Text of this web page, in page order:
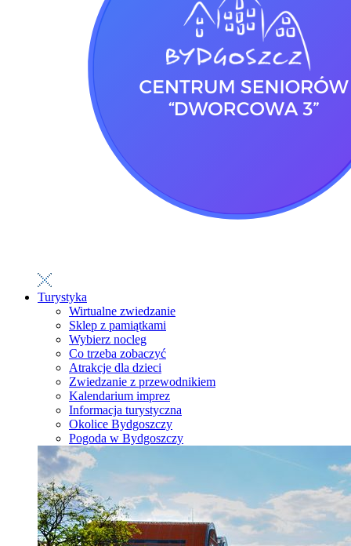
Turystyka
Wirtualne zwiedzanie
Sklep z pamiątkami
Wybierz nocleg
Co trzeba zobaczyć
Atrakcje dla dzieci
Zwiedzanie z przewodnikiem
Kalendarium imprez
Informacja turystyczna
Okolice Bydgoszczy
Pogoda w Bydgoszczy